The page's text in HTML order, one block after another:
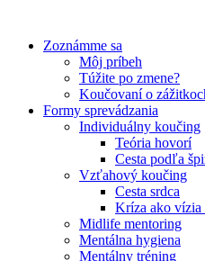
obsah
Zoznámme sa
Môj príbeh
Túžite po zmene?
Koučovaní o
Formy sprevádzania
Individuálny koučing
Teória hovorí
Cesta podľa
Vzťahový koučing
Cesta srdca
Kríza ako vízia
Midlife mentoring
Mentálna hygiena
Mentálny tréning